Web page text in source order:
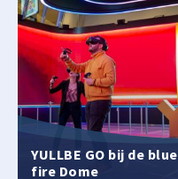
YULLBE GO bij de blue
fire Dome